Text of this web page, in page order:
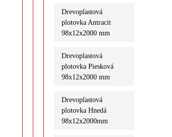
Drevoplastová
plotovka Antracit
98x12x2000 mm
Drevoplastová
plotovka Piesková
98x12x2000 mm
Drevoplastová
plotovka Hnedá
98x12x2000mm